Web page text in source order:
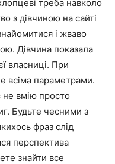
треба навколо
з дівчиною на сайті
і жваво
Дівчина показала
власниці. При
всіма параметрами.
не вмію просто
Будьте чесними з
фраз слід
перспектива
знайти все